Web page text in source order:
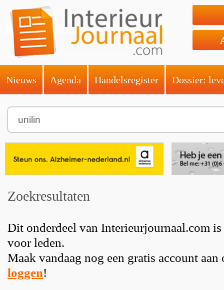
Nieuws Agenda Handelsregister Dossier:
Zoekresultaten
Dit onderdeel van Interieurjournaal.com
voor leden.
Maak vandaag nog een gratis account
loggen!